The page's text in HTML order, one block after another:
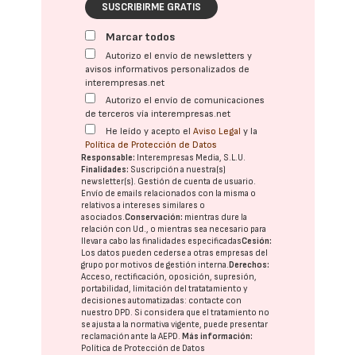
SUSCRIBIRME GRATIS
Marcar todos
Autorizo el envío de newsletters y
avisos informativos personalizados de
interempresas.net
Autorizo el envío de comunicaciones
de terceros vía interempresas.net
He leído y acepto elAviso Legal y la
Política de Protección de Datos
Responsable: Interempresas Media, S.L.U.
Finalidades: Suscripción a nuestra(s)
newsletter(s). Gestión de cuenta de usuario.
Envío de emails relacionados con la misma o
relativos a intereses similares o
asociados.Conservación: mientras dure la
relación con Ud., o mientras sea necesario para
llevar a cabo las finalidades especificadasCesión:
Los datos pueden cederse a otras empresas del
grupo por motivos de gestión interna. Derechos:
Acceso, rectificación, oposición, supresión,
portabilidad, limitación del tratatamiento y
decisiones automatizadas: contacte con
nuestro DPD. Si considera que el tratamiento no
se ajusta a la normativa vigente, puede presentar
reclamación ante laAEPD. Más información:
Política de Protección de Datos